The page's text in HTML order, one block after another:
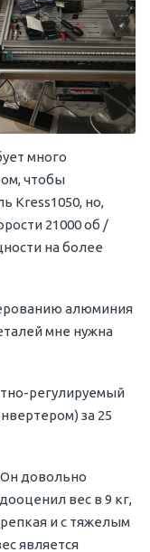
много
чтобы
Kress1050, но,
21000 об /
на более
алюминия
мне нужна
регулируемый
за 25
довольно
вес в 9 кг,
и с тяжелым
является